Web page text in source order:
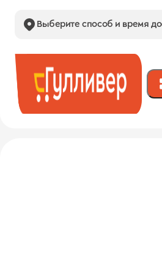
Выберите способ и время